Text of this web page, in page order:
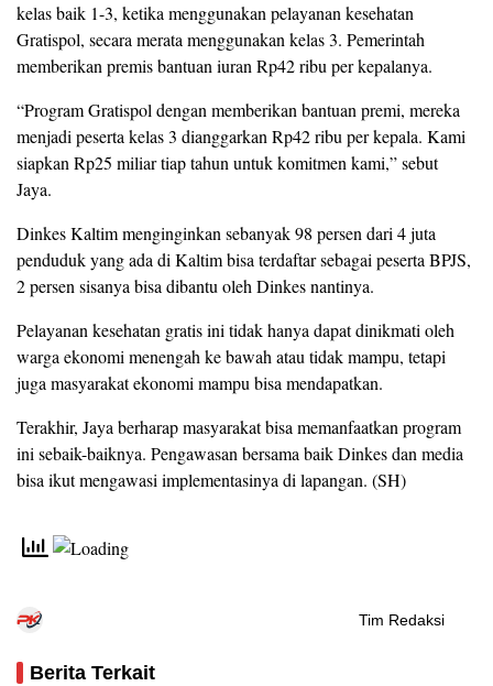
kelas baik 1-3, ketika menggunakan pelayanan kesehatan
Gratispol, secara merata menggunakan kelas 3. Pemerintah
memberikan premis bantuan iuran Rp42 ribu per kepalanya.
“Program Gratispol dengan memberikan bantuan premi, mereka
menjadi peserta kelas 3 dianggarkan Rp42 ribu per kepala. Kami
siapkan Rp25 miliar tiap tahun untuk komitmen kami,” sebut
Jaya.
Dinkes Kaltim menginginkan sebanyak 98 persen dari 4 juta
penduduk yang ada di Kaltim bisa terdaftar sebagai peserta BPJS,
2 persen sisanya bisa dibantu oleh Dinkes nantinya.
Pelayanan kesehatan gratis ini tidak hanya dapat dinikmati oleh
warga ekonomi menengah ke bawah atau tidak mampu, tetapi
juga masyarakat ekonomi mampu bisa mendapatkan.
Terakhir, Jaya berharap masyarakat bisa memanfaatkan program
ini sebaik-baiknya. Pengawasan bersama baik Dinkes dan media
bisa ikut mengawasi implementasinya di lapangan. (SH)
Tim Redaksi
Berita Terkait